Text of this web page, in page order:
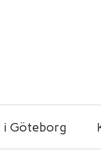
i Göteborg